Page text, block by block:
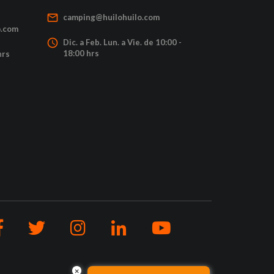
mail_outline camping@huilohuilo.com
access_time Dic. a Feb. Lun. a Vie. de 10:00 -
18:00 hrs
×